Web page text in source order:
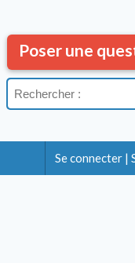
Se connecter |
Poser une